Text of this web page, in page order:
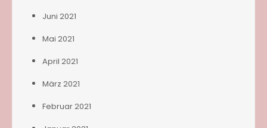
Juni 2021
Mai 2021
April 2021
März 2021
Februar 2021